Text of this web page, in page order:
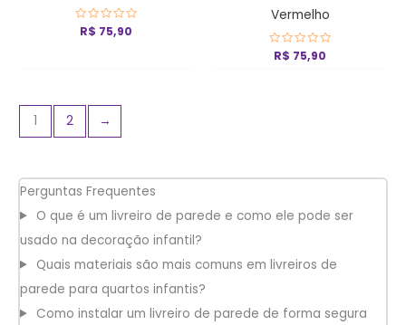
Avaliação
0R$ 75,90
Vermelho
Avaliação
0R$ 75,90
1 2 →
Perguntas Frequentes
O que é um livreiro de parede e como ele pode ser
usado na decoração infantil?
Quais materiais são mais comuns em livreiros de
parede para quartos infantis?
Como instalar um livreiro de parede de forma segura